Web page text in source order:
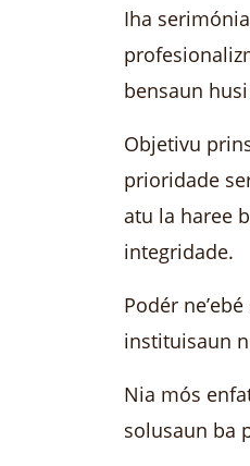
Iha
bensaun
Objetivu
prioridade
atu la haree
integridade.
Podér
instituisaun
Nia mós
solusaun ba